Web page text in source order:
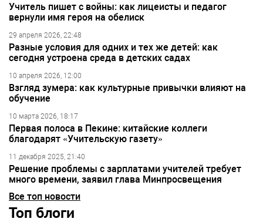
Учитель пишет с войны: как лицеисты и педагог
вернули имя героя на обелиск
29 апреля 2026, 22:48
Разные условия для одних и тех же детей: как
сегодня устроена среда в детских садах
10 апреля 2026, 12:00
Взгляд зумера: как культурные привычки влияют на
обучение
10 марта 2026, 18:17
Первая полоса в Пекине: китайские коллеги
благодарят «Учительскую газету»
11 декабря 2025, 21:40
Решение проблемы с зарплатами учителей требует
много времени, заявил глава Минпросвещения
Все топ новости
Топ блоги